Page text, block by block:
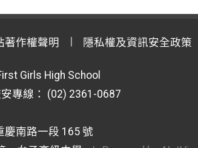
著作權聲明 隱私權及資訊安全政策
Girls High School
線： (02) 2361-0687
慶南路一段 165 號